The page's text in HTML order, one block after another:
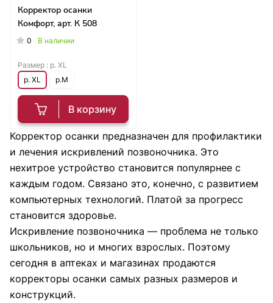
Корректор осанки
Комфорт, арт. К 508
0 В наличии
В корзину
Размер : р. XL
р. XL
р.M
Корректор осанки предназначен для профилактики
и лечения искривлений позвоночника. Это
нехитрое устройство становится популярнее с
каждым годом. Связано это, конечно, с развитием
компьютерных технологий. Платой за прогресс
становится здоровье.
Искривление позвоночника — проблема не только
школьников, но и многих взрослых. Поэтому
сегодня в аптеках и магазинах продаются
корректоры осанки самых разных размеров и
конструкций.